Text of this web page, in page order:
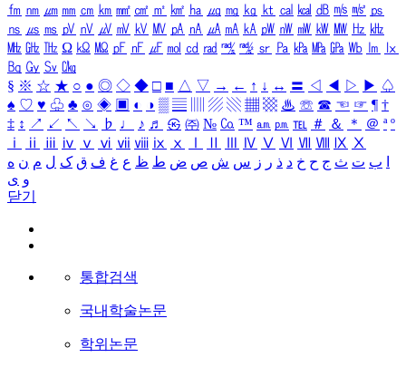
㎙ ㎚ ㎛ ㎜ ㎝ ㎞ ㎟ ㎠ ㎡ ㎢ ㏊ ㎍ ㎎ ㎏ ㏏ ㎈ ㎉ ㏈ ㎧ ㎨ ㎰
㎱ ㎲ ㎳ ㎴ ㎵ ㎶ ㎷ ㎸ ㎹ ㎀ ㎁ ㎂ ㎃ ㎄ ㎺ ㎻ ㎽ ㎾ ㎿ ㎐ ㎑
㎒ ㎓ ㎔ Ω ㏀ ㏁ ㎊ ㎋ ㎌ ㏖ ㏅ ㎭ ㎮ ㎯ ㏛ ㎩ ㎪ ㎫ ㎬ ㏝ ㏐
㏓
㏃ ㏉ ㏜ ㏆
§ ※ ☆ ★ ○ ● ◎ ◇ ◆ □ ■ △ ▽ → ← ↑ ↓ ↔ 〓 ◁ ◀ ▷ ▶ ♤
♠ ♡ ♥ ♧ ♣ ⊙ ◈ ▣ ◐ ◑ ▒ ▤ ▨ ▧ ▦ ▩ ♨ ☏ ☎ ☜ ☞ ¶ †
‡ ↕ ↗ ↙ ↖ ↘ ♭ ♩ ♪ ♬ ㉿ ㈜ № ㏇ ™ ㏂ ㏘ ℡ ＃ ＆ ＊ ＠ ª º
ⅰ
ⅱ ⅲ ⅳ ⅴ ⅵ ⅶ ⅷ ⅸ ⅹ Ⅳ Ⅴ Ⅵ Ⅶ Ⅷ Ⅸ Ⅹ
ب ت ث ج ح خ د ذ ر ز س ش ص ض ط ظ ع غ ف ق ک ل م ن ه
و ی
닫기
통합검색
국내학술논문
학위논문